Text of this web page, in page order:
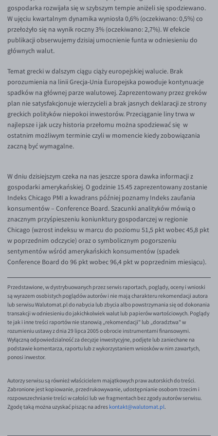
Inne pary walutowe
AUD/PLN
BGN/PLN
CAD/PLN
CNY/PLN
HKD/PLN
HUF/PLN
ILS/PLN
JPY/PLN
NZD/PLN
SGD/PLN
TRY/PLN
ZAR/PLN
EUR/USD
EUR/GBP
EUR/CHF
EUR/CZK
EUR/DKK
EUR/NOK
EUR/SEK
EUR/AUD
EUR/BGN
EUR/CAD
EUR/CNY
EUR/HKD
Aplikacja mobilna
Bezpieczeństwo
Pomoc
Pomoc
FAQ
Konto i opłaty
Wymiana walut
Banki i przelewy
Przelewy zagraniczne
Słowniczek
Poradnik
KONTAKT
Kontakt
Dla mediów
PL
gospodarka rozwijała się w szybszym tempie aniżeli się spodziewano.
W ujęciu kwartalnym dynamika wyniosła 0,6% (oczekiwano: 0,5%) co
przełożyło się na wynik roczny 3% (oczekiwano: 2,7%). W efekcie
publikacji obserwujemy dzisiaj umocnienie funta w odniesieniu do
głównych walut.
Temat grecki w dalszym ciągu ciąży europejskiej walucie. Brak
porozumienia na linii Grecja-Unia Europejska powoduje kontynuacje
spadków na głównej parze walutowej. Zaprezentowany przez greków
plan nie satysfakcjonuje wierzycieli a brak jasnych deklaracji ze strony
greckich polityków niepokoi inwestorów. Przeciąganie liny trwa w
najlepsze i jak uczy historia przełomu można spodziewać się w
ostatnim możliwym terminie czyli w momencie kiedy zobowiązania
zaczną być wymagalne.
W dniu dzisiejszym czeka na nas jeszcze spora dawka informacji z
gospodarki amerykańskiej. O godzinie 15.45 zaprezentowany zostanie
Indeks Chicago PMI a kwadrans później poznamy Indeks zaufania
konsumentów – Conference Board. Szacunki analityków mówią o
znacznym przyśpieszeniu koniunktury gospodarczej w regionie
Chicago (wzrost indeksu w marcu do poziomu 51,5 pkt wobec 45,8 pkt
w poprzednim odczycie) oraz o symbolicznym pogorszeniu
sentymentów wśród amerykańskich konsumentów (spadek
Conference Board do 96 pkt wobec 96,4 pkt w poprzednim miesiącu).
Przedstawione, w dystrybuowanych przez serwis raportach, poglądy, oceny i wnioski
są wyrazem osobistych poglądów autorów i nie mają charakteru rekomendacji autora
lub serwisu Walutomat.pl do nabycia lub zbycia albo powstrzymania się od dokonania
transakcji w odniesieniu do jakichkolwiek walut lub papierów wartościowych. Poglądy
te jak i inne treści raportów nie stanowią „rekomendacji" lub „doradztwa" w
rozumieniu ustawy z dnia 29 lipca 2005 o obrocie instrumentami finansowymi.
Wyłączną odpowiedzialność za decyzje inwestycyjne, podjęte lub zaniechane na
podstawie komentarza, raportu lub z wykorzystaniem wniosków w nim zawartych,
ponosi inwestor.
Autorzy serwisu są również właścicielem majątkowych praw autorskich do treści.
Zabronione jest kopiowanie, przedrukowywanie, udostępnianie osobom trzecim i
rozpowszechnianie treści w całości lub we fragmentach bez zgody autorów serwisu.
Zgodę taką można uzyskać pisząc na adres kontakt@walutomat.pl.